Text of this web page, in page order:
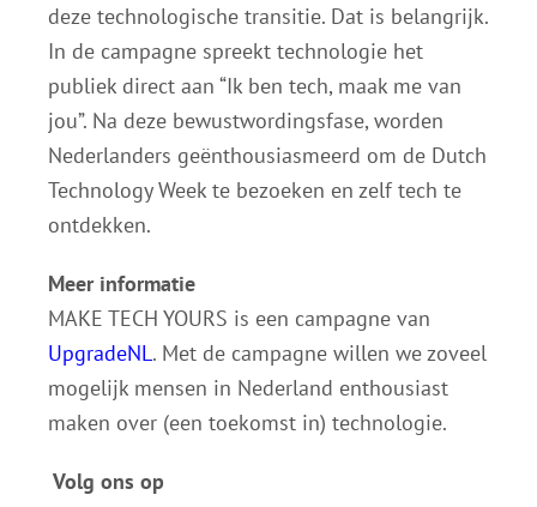
deze technologische transitie. Dat is belangrijk.
In de campagne spreekt technologie het
publiek direct aan “Ik ben tech, maak me van
jou”. Na deze bewustwordingsfase, worden
Nederlanders geënthousiasmeerd om de Dutch
Technology Week te bezoeken en zelf tech te
ontdekken.
Meer informatie
MAKE TECH YOURS is een campagne van
UpgradeNL. Met de campagne willen we zoveel
mogelijk mensen in Nederland enthousiast
maken over (een toekomst in) technologie.
Volg ons op